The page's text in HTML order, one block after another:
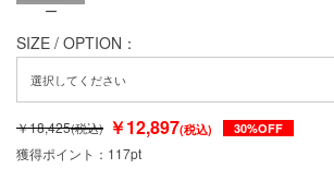
ー
SIZE / OPTION：
￥18,425(税込) ￥12,897(税込) 30%OFF
獲得ポイント： 117pt